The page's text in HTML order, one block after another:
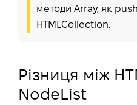
методи Array, як
HTMLCollection.
Різниця між
NodeList